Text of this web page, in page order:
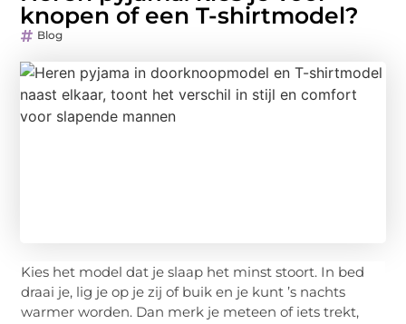
knopen of een T-shirtmodel?
Blog
Kies het model dat je slaap het minst stoort. In bed
draai je, lig je op je zij of buik en je kunt ’s nachts
warmer worden. Dan merk je meteen of iets trekt,